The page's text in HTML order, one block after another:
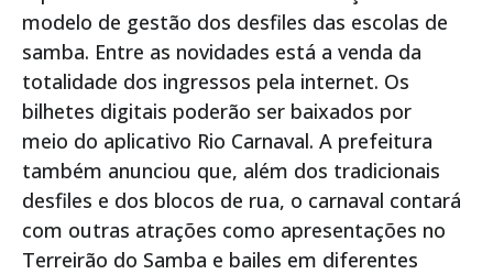
modelo de gestão dos desfiles das escolas de
samba. Entre as novidades está a venda da
totalidade dos ingressos pela internet. Os
bilhetes digitais poderão ser baixados por
meio do aplicativo Rio Carnaval. A prefeitura
também anunciou que, além dos tradicionais
desfiles e dos blocos de rua, o carnaval contará
com outras atrações como apresentações no
Terreirão do Samba e bailes em diferentes